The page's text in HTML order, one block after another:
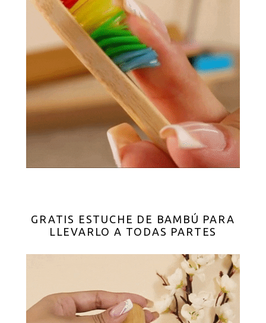
GRATIS ESTUCHE DE BAMBÚ PARA
LLEVARLO A TODAS PARTES